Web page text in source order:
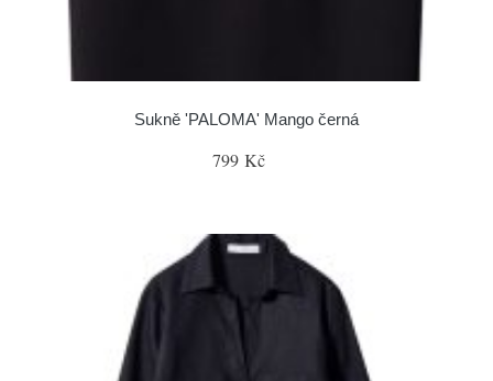
Sukně 'PALOMA' Mango černá
799 Kč